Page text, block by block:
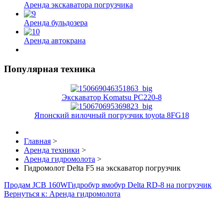
Аренда экскаватора погрузчика
Аренда бульдозера
Аренда автокрана
Популярная техника
Экскаватор Komatsu PC220-8
Японский вилочный погрузчик toyota 8FG18
Главная >
Аренда техники >
Аренда гидромолота >
Гидромолот Delta F5 на экскаватор погрузчик
Продам JCB 160WГидробур ямобур Delta RD-8 на погрузчик
Вернуться к: Аренда гидромолота